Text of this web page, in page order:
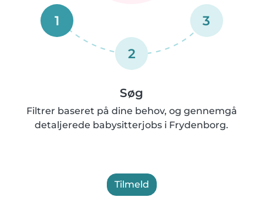
1
2
3
Søg
Filtrer baseret på dine behov, og gennemgå
detaljerede babysitterjobs i Frydenborg.
Tilmeld